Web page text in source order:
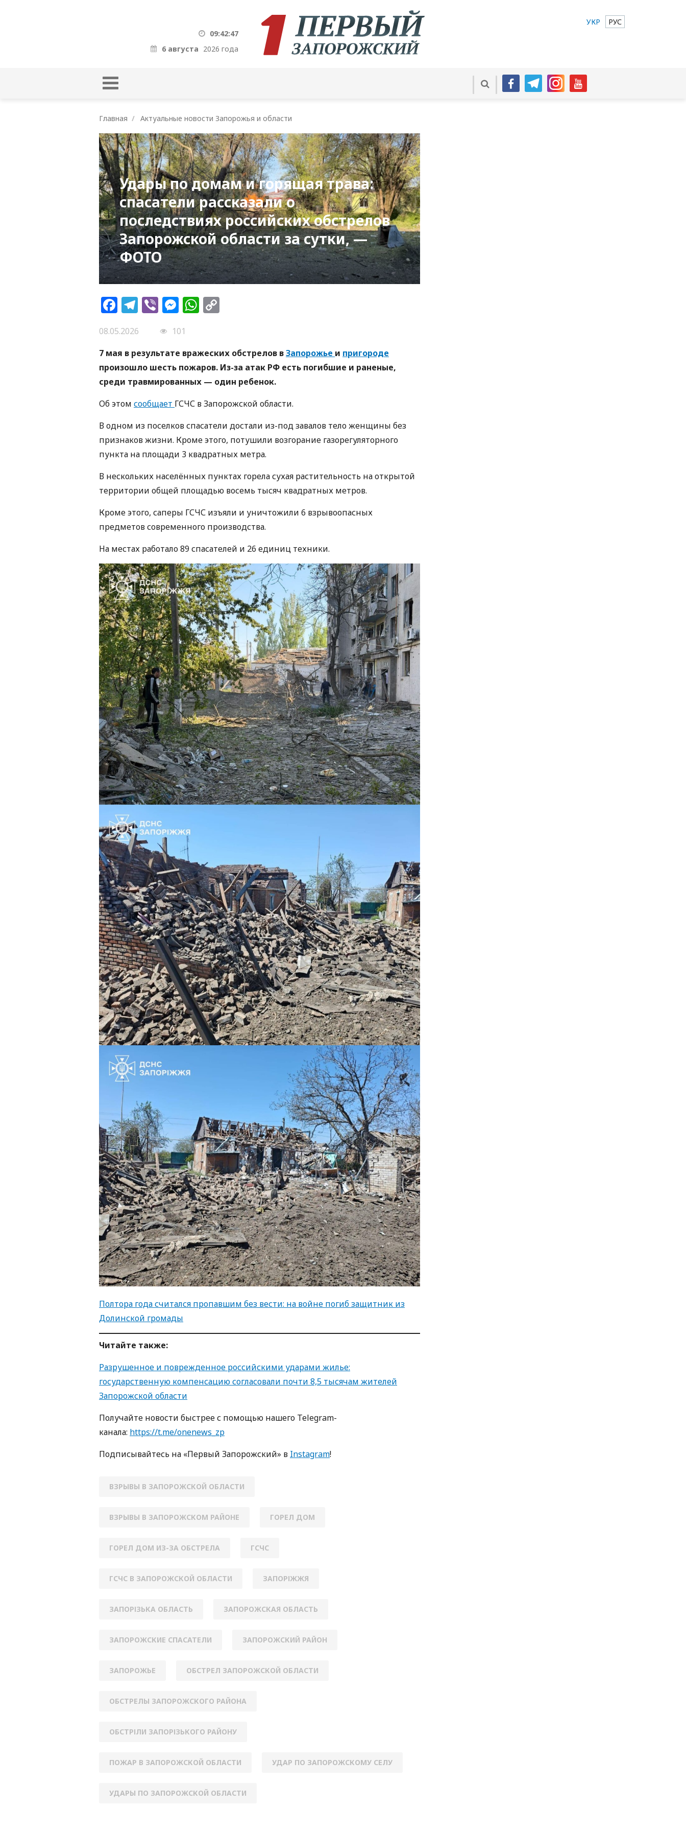
09:42:48
6 августа 2026 года
УКР РУС
Главная Актуальные новости Запорожья и области
Удары по домам и горящая трава:
спасатели рассказали о
последствиях российских обстрелов
Запорожской области за сутки, —
ФОТО
Facebook
Telegram
ViberMessenger
WhatsApp
08.05.2026
101
7 мая в результате вражеских обстрелов вЗапорожье и пригороде
произошло шесть пожаров. Из-за атак РФ есть погибшие и раненые,
среди травмированных — один ребенок.
Об этом сообщает ГСЧС в Запорожской области.
В одном из поселков спасатели достали из-под завалов тело женщины без
признаков жизни. Кроме этого, потушили возгорание газорегуляторного
пункта на площади 3 квадратных метра.
В нескольких населённых пунктах горела сухая растительность на открытой
территории общей площадью восемь тысяч квадратных метров.
Кроме этого, саперы ГСЧС изъяли и уничтожили 6 взрывоопасных
предметов современного производства.
На местах работало 89 спасателей и 26 единиц техники.
Полтора года считался пропавшим без вести: на войне погиб защитник из
Долинской громады
Читайте также:
Разрушенное и поврежденное российскими ударами жилье:
государственную компенсацию согласовали почти 8,5 тысячам жителей
Запорожской области
Получайте новости быстрее с помощью нашего Telegram-
канала: https://t.me/onenews_zp
Подписывайтесь на «Первый Запорожский» в Instagram!
ВЗРЫВЫ В ЗАПОРОЖСКОЙ ОБЛАСТИ
ВЗРЫВЫ В ЗАПОРОЖСКОМ РАЙОНЕ ГОРЕЛ ДОМ
ГОРЕЛ ДОМ ИЗ-ЗА ОБСТРЕЛА ГСЧС
ГСЧС В ЗАПОРОЖСКОЙ ОБЛАСТИ ЗАПОРІЖЖЯ
ЗАПОРІЗЬКА ОБЛАСТЬ ЗАПОРОЖСКАЯ ОБЛАСТЬ
ЗАПОРОЖСКИЕ СПАСАТЕЛИ ЗАПОРОЖСКИЙ РАЙОН
ЗАПОРОЖЬЕ ОБСТРЕЛ ЗАПОРОЖСКОЙ ОБЛАСТИ
ОБСТРЕЛЫ ЗАПОРОЖСКОГО РАЙОНА
ОБСТРІЛИ ЗАПОРІЗЬКОГО РАЙОНУ
ПОЖАР В ЗАПОРОЖСКОЙ ОБЛАСТИ УДАР ПО ЗАПОРОЖСКОМУ СЕЛУ
УДАРЫ ПО ЗАПОРОЖСКОЙ ОБЛАСТИ